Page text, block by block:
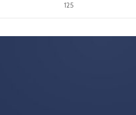
125